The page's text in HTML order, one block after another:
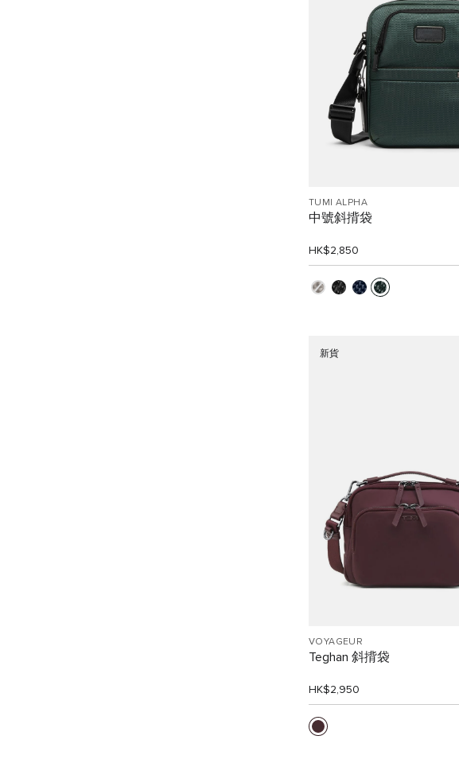
TUMI ALPHA
中號斜揹袋
HK$2,850
新貨
VOYAGEUR
Teghan 斜揹袋
HK$2,950